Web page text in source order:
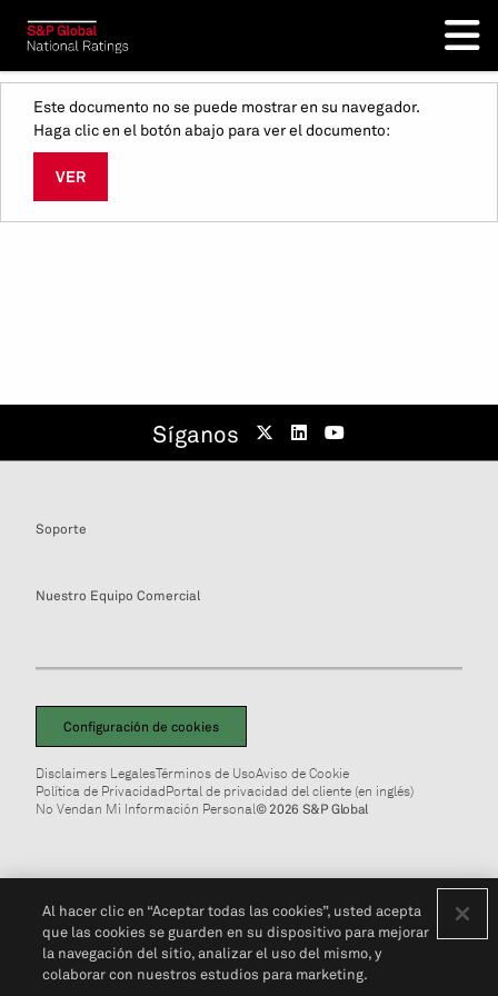
Este documento no se puede mostrar en su navegador.
Haga clic en el botón abajo para ver el documento:
VER
Síganos
Soporte
Nuestro Equipo Comercial
Configuración de cookies
Disclaimers LegalesTérminos de UsoAviso de Cookie
Política de PrivacidadPortal de privacidad del cliente (en inglés)
No Vendan Mi Información Personal© 2026 S&P Global
Al hacer clic en “Aceptar todas las cookies”, usted acepta
que las cookies se guarden en su dispositivo para mejorar
la navegación del sitio, analizar el uso del mismo, y
colaborar con nuestros estudios para marketing.